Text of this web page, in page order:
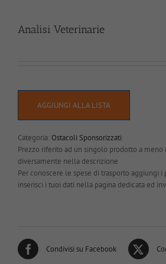
Analisi Veterinarie
AGGIUNGI ALLA LISTA
Categoria: Ostacoli Sponsorizzati
Prezzo riferito ad un singolo prodotto a meno
diversamente nella descrizione
Per conoscere le spese di trasporto aggiungi
inserisci i tuoi dati nella pagina dedicata ed
Condivisi su Facebook